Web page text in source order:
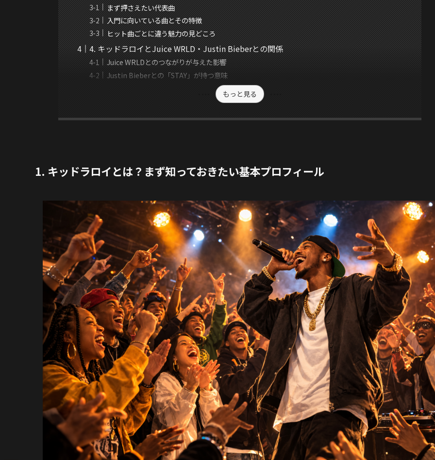
まず押さえたい代表曲
入門に向いている曲とその特徴
ヒット曲ごとに違う魅力の見どころ
4. キッドラロイとJuice WRLD・Justin Bieberとの関係
Juice WRLDとのつながりが与えた影響
Justin Bieberとの「STAY」が持つ意味
もっと見る
1. キッドラロイとは？まず知っておきたい基本プロフィール